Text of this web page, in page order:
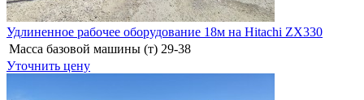
Удлиненное рабочее оборудование 18м на Hitachi ZX330
Масса базовой машины (т) 29-38
Уточнить цену